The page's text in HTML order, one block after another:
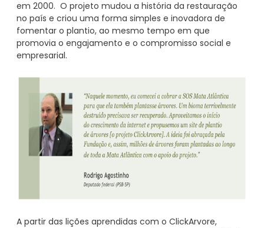
em 2000. O projeto mudou a história da restauração
no país e criou uma forma simples e inovadora de
fomentar o plantio, ao mesmo tempo em que
promovia o engajamento e o compromisso social e
empresarial.
A partir das lições aprendidas com o ClickArvore,